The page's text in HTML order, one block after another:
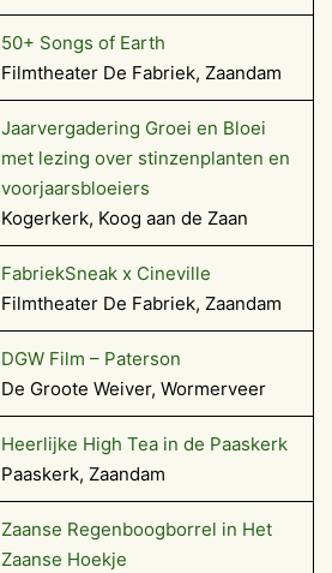
50+ Songs of Earth
Filmtheater De Fabriek, Zaandam
Jaarvergadering Groei en Bloei
met lezing over stinzenplanten en
voorjaarsbloeiers
Kogerkerk, Koog aan de Zaan
FabriekSneak x Cineville
Filmtheater De Fabriek, Zaandam
DGW Film – Paterson
De Groote Weiver, Wormerveer
Heerlijke High Tea in de Paaskerk
Paaskerk, Zaandam
Zaanse Regenboogborrel in Het
Zaanse Hoekje